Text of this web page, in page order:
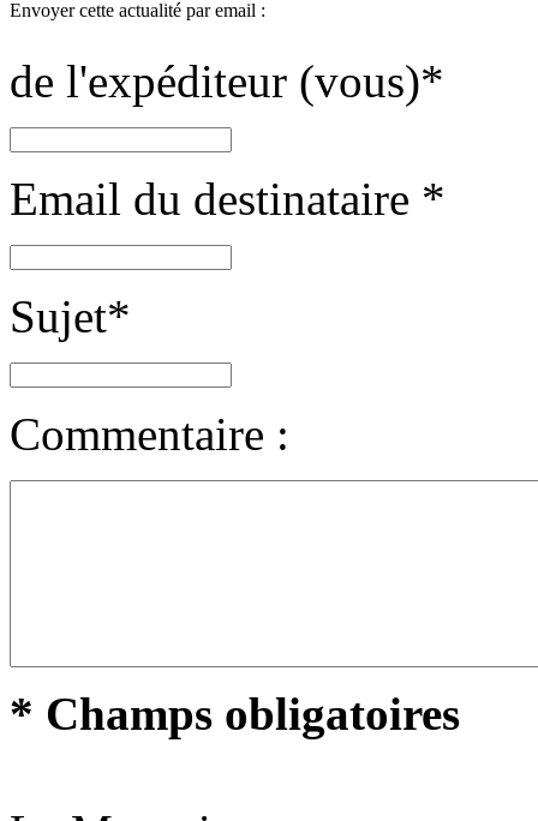
Envoyer cette actualité par email :
de l'expéditeur (vous)*
Email du destinataire *
Sujet*
Commentaire :
* Champs obligatoires